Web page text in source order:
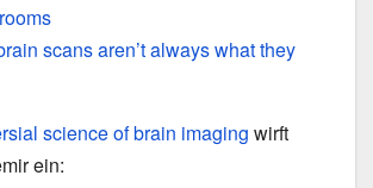
scans aren’t always what they
science of brain imaging wirft
ein: